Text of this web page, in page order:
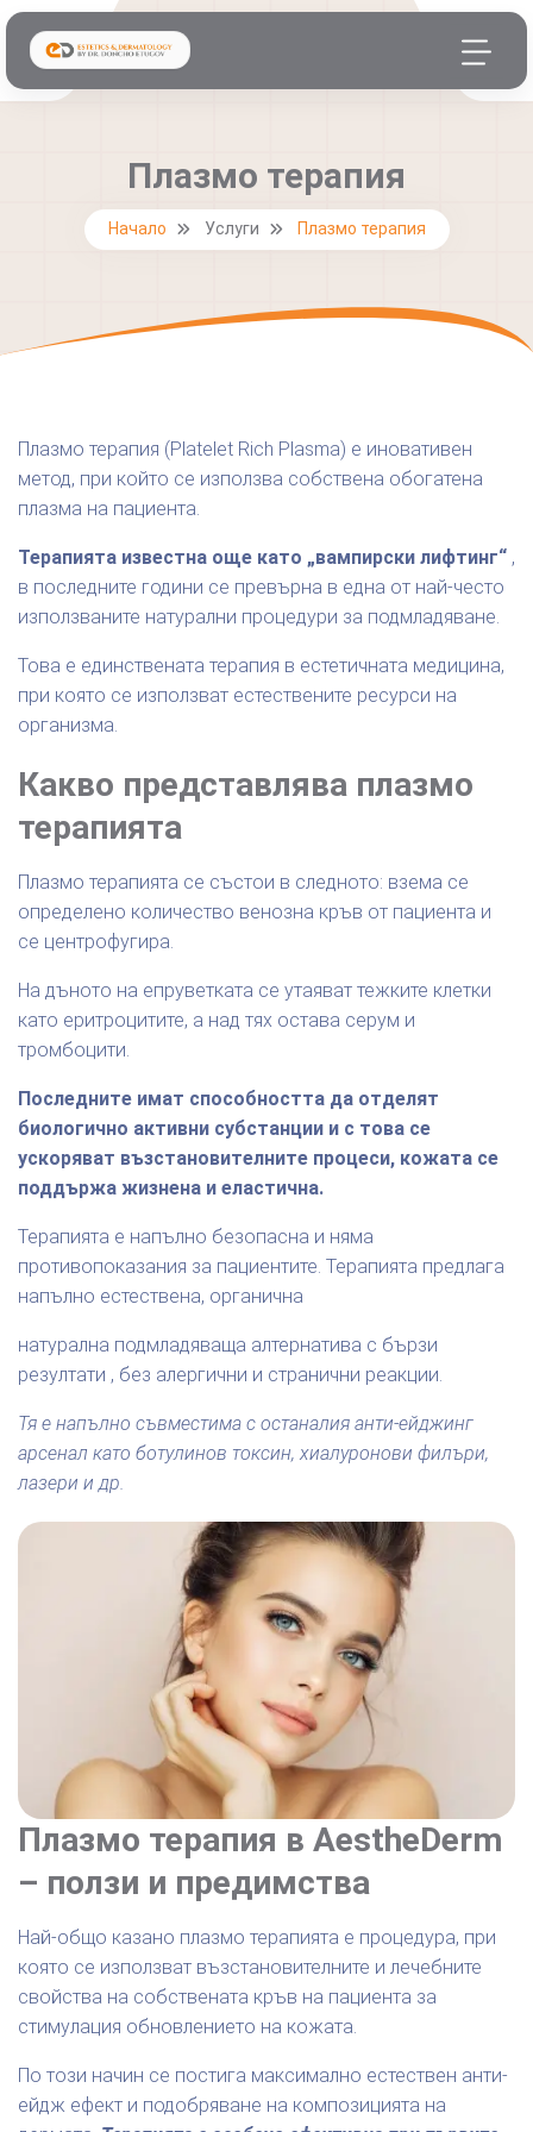
Плазмо терапия
Начало Услуги Плазмо терапия
Плазмо терапия (Platelet Rich Plasma) е иновативен
метод, при който се използва собствена обогатена
плазма на пациента.
Терапията известна още като „вампирски лифтинг“ ,
в последните години се превърна в една от най-често
използваните натурални процедури за подмладяване.
Това е единствената терапия в естетичната медицина,
при която се използват естествените ресурси на
организма.
Какво представлява плазмо
терапията
Плазмо терапията се състои в следното: взема се
определено количество венозна кръв от пациента и
се центрофугира.
На дъното на епруветката се утаяват тежките клетки
като еритроцитите, а над тях остава серум и
тромбоцити.
Последните имат способността да отделят
биологично активни субстанции и с това се
ускоряват възстановителните процеси, кожата се
поддържа жизнена и еластична.
Терапията е напълно безопасна и няма
противопоказания за пациентите. Терапията предлага
напълно естествена, органична
натурална подмладяваща алтернатива с бързи
резултати , без алергични и странични реакции.
Тя е напълно съвместима с останалия анти-ейджинг
арсенал като ботулинов токсин, хиалуронови филъри,
лазери и др.
Плазмо терапия в AestheDerm
– ползи и предимства
Най-общо казано плазмо терапията е процедура, при
която се използват възстановителните и лечебните
свойства на собствената кръв на пациента за
стимулация обновлението на кожата.
По този начин се постига максимално естествен анти-
ейдж ефект и подобряване на композицията на